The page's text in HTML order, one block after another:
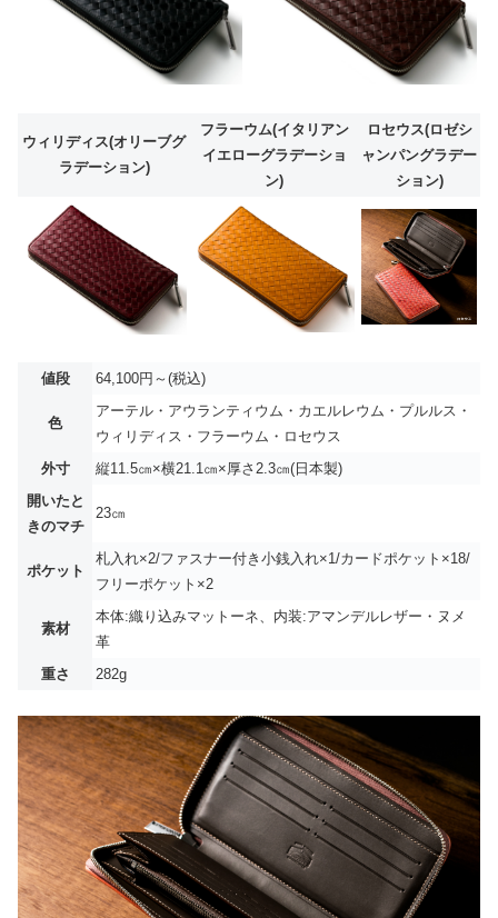
ウィリディス(オリーブグ
ラデーション)
フラーウム(イタリアン
イエローグラデーショ
ン)
ロセウス(ロゼシ
ャンパングラデー
ション)
値段 64,100円～(税込)
色
アーテル・アウランティウム・カエルレウム・プルルス・
ウィリディス・フラーウム・ロセウス
外寸
縦11.5㎝×横21.1㎝×厚さ2.3㎝(日本製)
開いたと
きのマチ
23㎝
ポケット
札入れ×2/ファスナー付き小銭入れ×1/カードポケット×18/
フリーポケット×2
素材
本体:織り込みマットーネ、内装:アマンデルレザー・ヌメ
革
重さ
282g